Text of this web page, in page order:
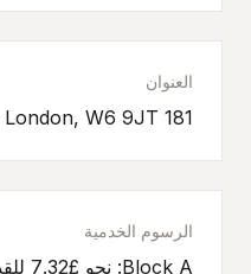
العنوان
181 King St, London, W6 9JT
الرسوم الخدمية